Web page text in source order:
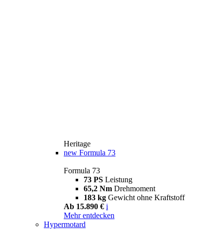
Heritage
new Formula 73
Formula 73
73 PS Leistung
65,2 Nm Drehmoment
183 kg Gewicht ohne Kraftstoff
Ab 15.890 € i
Mehr entdecken
Hypermotard